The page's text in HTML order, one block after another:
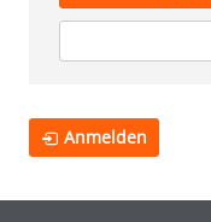
Anmelden